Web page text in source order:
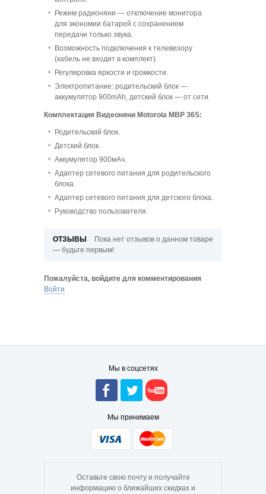
Режим радионяни — отключение монитора
для экономии батарей с сохранением
передачи только звука.
Возможность подключения к телевизору
(кабель не входит в комплект).
Регулировка яркости и громкости.
Электропитание: родительский блок —
аккумулятор 900mAh, детский блок — от сети.
Комплектация Видеоняни Motorola MBP 36S:
Родительский блок.
Детский блок.
Аккумулятор 900мАч.
Адаптер сетевого питания для родительского
блока.
Адаптер сетевого питания для детского блока.
Руководство пользователя.
ОТЗЫВЫ
Пока нет отзывов о данном товаре
— будьте первым!
Пожалуйста, войдите для комментирования
Войти
Мы в соцсетях
Мы принимаем
Оставьте свою почту и получайте
информацию о ближайших скидках и